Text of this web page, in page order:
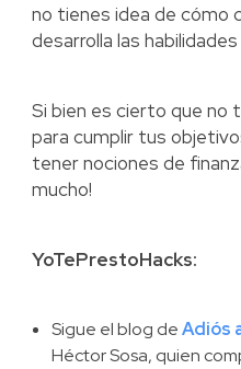
no tienes idea de cómo
desarrolla las
Si bien es cierto que no
para cumplir tus
tener nociones de
mucho!
YoTePrestoHacks:
Sigue el blog deAdiós
Héctor Sosa, quien